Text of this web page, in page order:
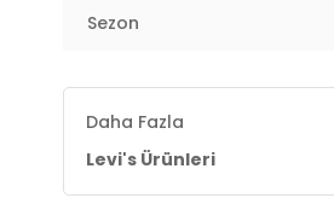
Sezon
Daha Fazla
Levi's Ürünleri